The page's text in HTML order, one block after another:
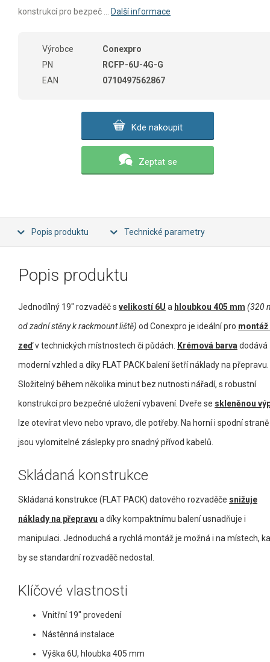
konstrukcí pro bezpeč ...
Další informace
Výrobce
Conexpro
PN
RCFP-6U-4G-G
EAN
0710497562867
Kde nakoupit
Zeptat se
Popis produktu Technické parametry
Popis produktu
Jednodílný 19" rozvaděč s velikostí 6U a hloubkou 405 mm (320
od zadní stěny k rackmount liště) od Conexpro je ideální pro montáž
zeďv technických místnostech či půdách. Krémová barva dodává
moderní vzhled a díky FLAT PACK balení šetří náklady na přepravu.
Složitelný během několika minut bez nutnosti nářadí, s robustní
konstrukcí pro bezpečné uložení vybavení. Dveře se skleněnou
lze otevírat vlevo nebo vpravo, dle potřeby. Na horní i spodní straně
jsou vylomitelné záslepky pro snadný přívod kabelů.
Skládaná konstrukce
Skládaná konstrukce (FLAT PACK) datového rozvaděče snižuje
náklady na přepravu a díky kompaktnímu balení usnadňuje i
manipulaci. Jednoduchá a rychlá montáž je možná i na místech,
by se standardní rozvaděč nedostal.
Klíčové vlastnosti
Vnitřní 19" provedení
Nástěnná instalace
Výška 6U, hloubka 405 mm